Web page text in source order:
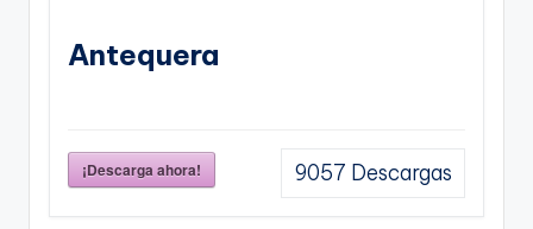
Antequera
¡Descarga ahora! 9057 Descargas